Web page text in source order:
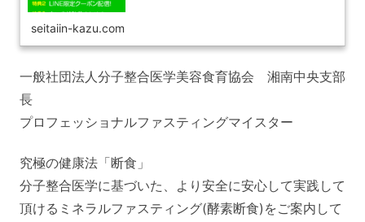
seitaiin-kazu.com
一般社団法人分子整合医学美容食育協会 湘南中央支部
長
プロフェッショナルファスティングマイスター
究極の健康法「断食」
分子整合医学に基づいた、より安全に安心して実践して
頂けるミネラルファスティング(酵素断食)をご案内して